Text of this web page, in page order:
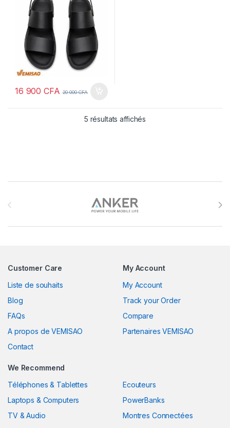
16 900CFA 20 000CFA
5 résultats affichés
Customer Care
Liste de souhaits
Blog
FAQs
A propos de VEMISAO
Contact
My Account
My Account
Track your Order
Compare
Partenaires VEMISAO
We Recommend
Téléphones & Tablettes
Laptops & Computers
TV & Audio
Ecouteurs
PowerBanks
Montres Connectées